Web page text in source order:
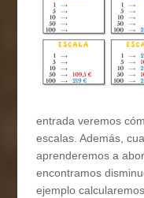
entrada veremos
escalas. Además,
aprenderemos a
encontramos
ejemplo